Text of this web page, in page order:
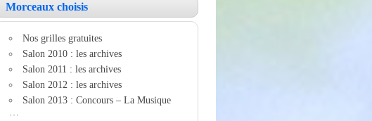
Morceaux choisis
Nos grilles gratuites
Salon 2010 : les archives
Salon 2011 : les archives
Salon 2012 : les archives
Salon 2013 : Concours – La Musique